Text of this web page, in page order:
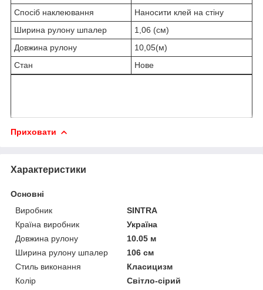
Спосіб наклеювання
Наносити клей на стіну
Ширина рулону шпалер
1,06 (см)
Довжина рулону
10,05(м)
Стан
Нове
Приховати
Характеристики
Основні
Виробник
SINTRA
Країна виробник
Україна
Довжина рулону
10.05 м
Ширина рулону шпалер
106 см
Стиль виконання
Класицизм
Колір
Світло-сірий